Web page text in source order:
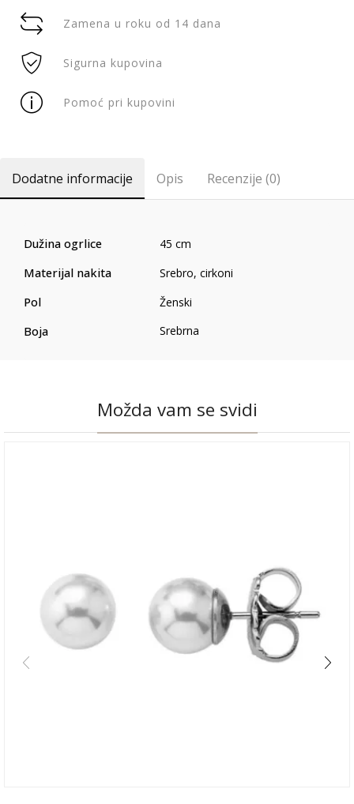
Zamena u roku od 14 dana
Sigurna kupovina
Pomoć pri kupovini
Dodatne informacije Opis Recenzije (0)
Dužina ogrlice 45 cm
Materijal nakita Srebro, cirkoni
Pol Ženski
Boja Srebrna
Možda vam se svidi